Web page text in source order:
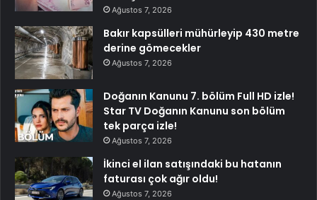
Ağustos 7, 2026
Bakır kapsülleri mühürleyip 430 metre
derine gömecekler
Ağustos 7, 2026
Doğanın Kanunu 7. bölüm Full HD izle!
Star TV Doğanın Kanunu son bölüm
tek parça izle!
Ağustos 7, 2026
İkinci el ilan satışındaki bu hatanın
faturası çok ağır oldu!
Ağustos 7, 2026